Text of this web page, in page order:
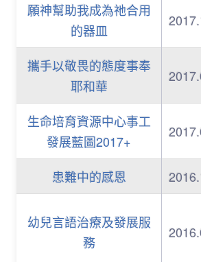
願神幫助我成為祂合用
的器皿
攜手以敬畏的態度事奉
耶和華
生命培育資源中心事工
發展藍圖2017+
患難中的感恩
幼兒言語治療及發展服
務